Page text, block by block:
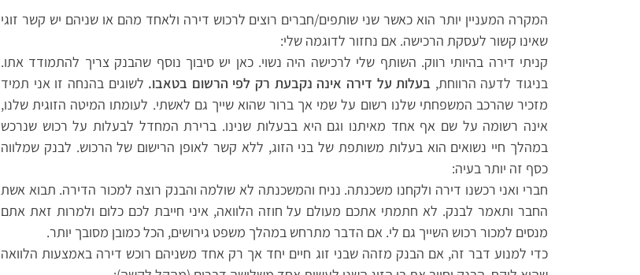
המקרה המעניין יותר הוא כאשר שני שותפים/חברים רוצים לרכוש דירה ולאחד מהם או שניהם יש קשר זוגי
שאינו קשור לעסקת הרכישה. אם נחזור לדוגמה שלי:
קניתי דירה בהיותי רווק. השותף שלי לרכישה היה נשוי. כאן יש סיבוך נוסף שהבנק צריך להתמודד אתו.
בניגוד לדעה הרווחת, בעלות על דירה אינה נקבעת רק לפי הרשום בטאבו. לשוגים בהנחה זו אני תמיד
מזכיר שהרכב המשפחתי שלנו רשום על שמי אך ברור שהוא שייך גם לאשתי. לעומתו המיטה הזוגית שלנו,
אינה רשומה על שם אף אחד מאיתנו וגם היא בבעלות שנינו. ברירת המחדל לבעלות על רכוש שנרכש
במהלך חיי נשואים הוא בעלות משותפת של בני הזוג, ללא קשר לאופן הרישום של הרכוש. לבנק שמלווה
כסף זה יותר בעיה:
חברי ואני רכשנו דירה ולקחנו משכנתה. נניח והמשכנתה לא שולמה והבנק רוצה למכור הדירה. תבוא אשת
החבר ותאמר לבנק. לא חתמתי אתכם מעולם על חוזה הלוואה, איני חייבת לכם כלום ולמרות זאת אתם
מנסים למכור רכוש השייך גם לי. אם הדבר מתרחש במהלך משפט גירושים, הכל כמובן מסובך יותר.
כדי למנוע דבר זה, אם הבנק מזהה שבני זוג חיים יחד אך רק אחד משניהם רוכש דירה באמצעות הלוואה